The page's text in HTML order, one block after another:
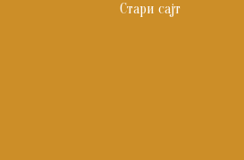
Стари сајт